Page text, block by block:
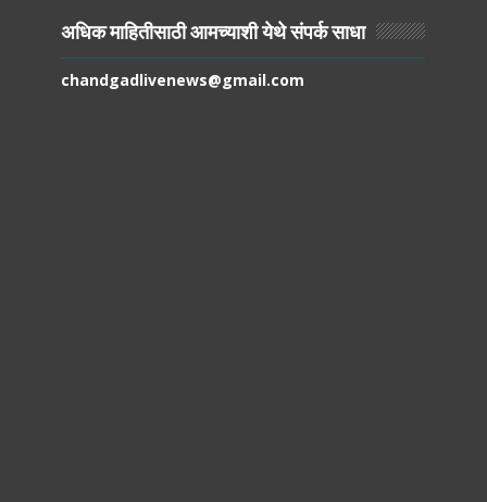
अधिक माहितीसाठी आमच्याशी येथे संपर्क साधा
chandgadlivenews@gmail.com